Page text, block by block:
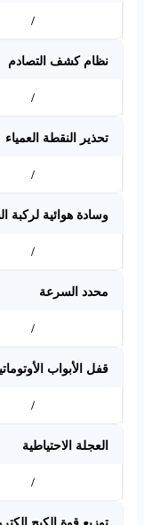
/
نظام كشف التصادم
/
تحذير النقطة العمياء
/
وسادة هوائية لركبة
/
محدد السرعة
/
قفل الأبواب
/
العجلة الاحتياطية
/